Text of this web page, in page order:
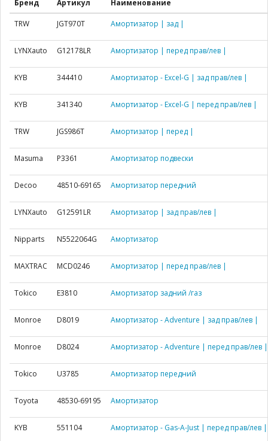
Бренд Артикул Наименование
TRW JGT970T Амортизатор | зад |
LYNXauto G12178LR Амортизатор | перед прав/лев |
KYB 344410 Амортизатор - Excel-G | зад прав/лев |
KYB 341340 Амортизатор - Excel-G | перед прав/лев |
TRW JGS986T Амортизатор | перед |
Masuma P3361 Амортизатор подвески
Decoo 48510-69165 Амортизатор передний
LYNXauto G12591LR Амортизатор | зад прав/лев |
Nipparts N5522064G Амортизатор
MAXTRAC MCD0246 Амортизатор | перед прав/лев |
Tokico E3810 Амортизатор задний /газ
Monroe D8019 Амортизатор - Adventure | зад прав/лев |
Monroe D8024 Амортизатор - Adventure | перед прав/лев |
Tokico U3785 Амортизатор передний
Toyota 48530-69195 Амортизатор
KYB 551104 Амортизатор - Gas-A-Just | перед прав/лев |